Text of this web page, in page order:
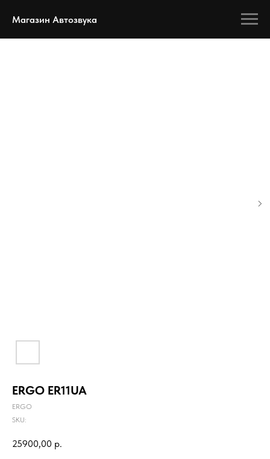
Магазин Автозвука
ERGO ER11UA
ERGO
SKU:
25900,00 р.